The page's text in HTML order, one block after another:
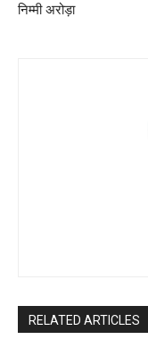
निम्मी अरोड़ा
RELATED ARTICLES